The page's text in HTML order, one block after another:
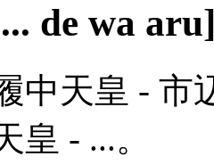
de wa
中天皇 - 市
皇 - ...。